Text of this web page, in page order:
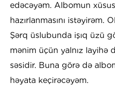
edəcəyəm. Albomun
hazırlanmasını istəyirəm.
Şərq üslubunda işıq üzü
mənim üçün yalnız layihə
səsidir. Buna görə də
həyata keçirəcəyəm.